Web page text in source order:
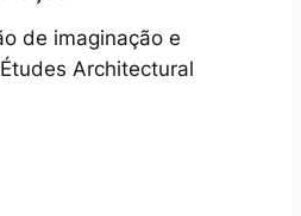
de imaginação e
Architectural